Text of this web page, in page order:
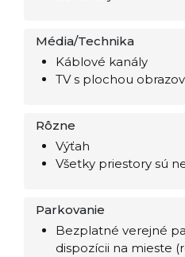
Média/Technika
Káblové kanály
TV s plochou
Rôzne
Výťah
Všetky priestory sú
Parkovanie
Bezplatné verejné
dispozícii na mieste